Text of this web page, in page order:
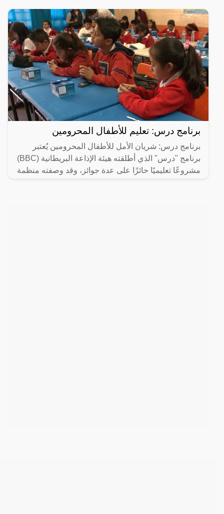
برنامج درس: تعليم للأطفال المحرومين
برنامج درس: شريان الأمل للأطفال المحرومين يُعتبر
برنامج "درس" الذي أطلقته هيئة الإذاعة البريطانية (BBC)
مشروعًا تعليميًا حائزًا على عدة جوائز، وقد وصفته منظمة